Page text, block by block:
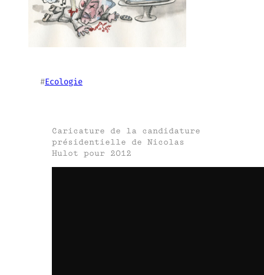
#Ecologie
Caricature de la candidature
présidentielle de Nicolas
Hulot pour 2012